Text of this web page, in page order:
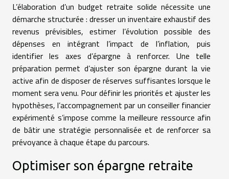
L’élaboration d’un budget retraite solide nécessite une
démarche structurée : dresser un inventaire exhaustif des
revenus prévisibles, estimer l’évolution possible des
dépenses en intégrant l’impact de l’inflation, puis
identifier les axes d’épargne à renforcer. Une telle
préparation permet d’ajuster son épargne durant la vie
active afin de disposer de réserves suffisantes lorsque le
moment sera venu. Pour définir les priorités et ajuster les
hypothèses, l’accompagnement par un conseiller financier
expérimenté s’impose comme la meilleure ressource afin
de bâtir une stratégie personnalisée et de renforcer sa
prévoyance à chaque étape du parcours.
Optimiser son épargne retraite